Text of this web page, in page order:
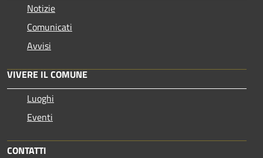
Notizie
Comunicati
Avvisi
VIVERE IL COMUNE
Luoghi
Eventi
CONTATTI